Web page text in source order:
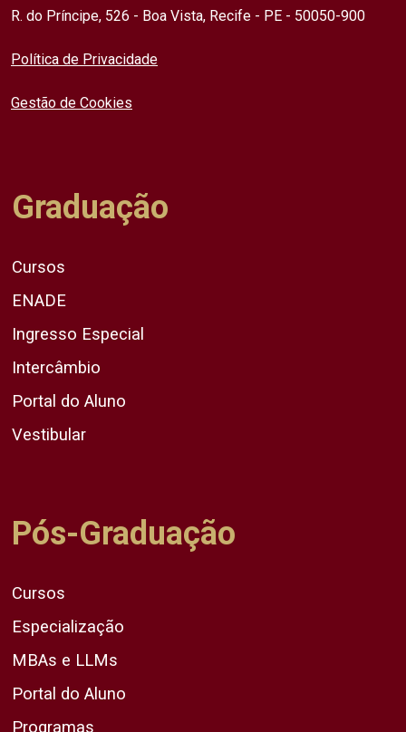
R. do Príncipe, 526 - Boa Vista, Recife - PE - 50050-900
Política de Privacidade
Gestão de Cookies
Graduação
Cursos
ENADE
Ingresso Especial
Intercâmbio
Portal do Aluno
Vestibular
Pós-Graduação
Cursos
Especialização
MBAs e LLMs
Portal do Aluno
Programas